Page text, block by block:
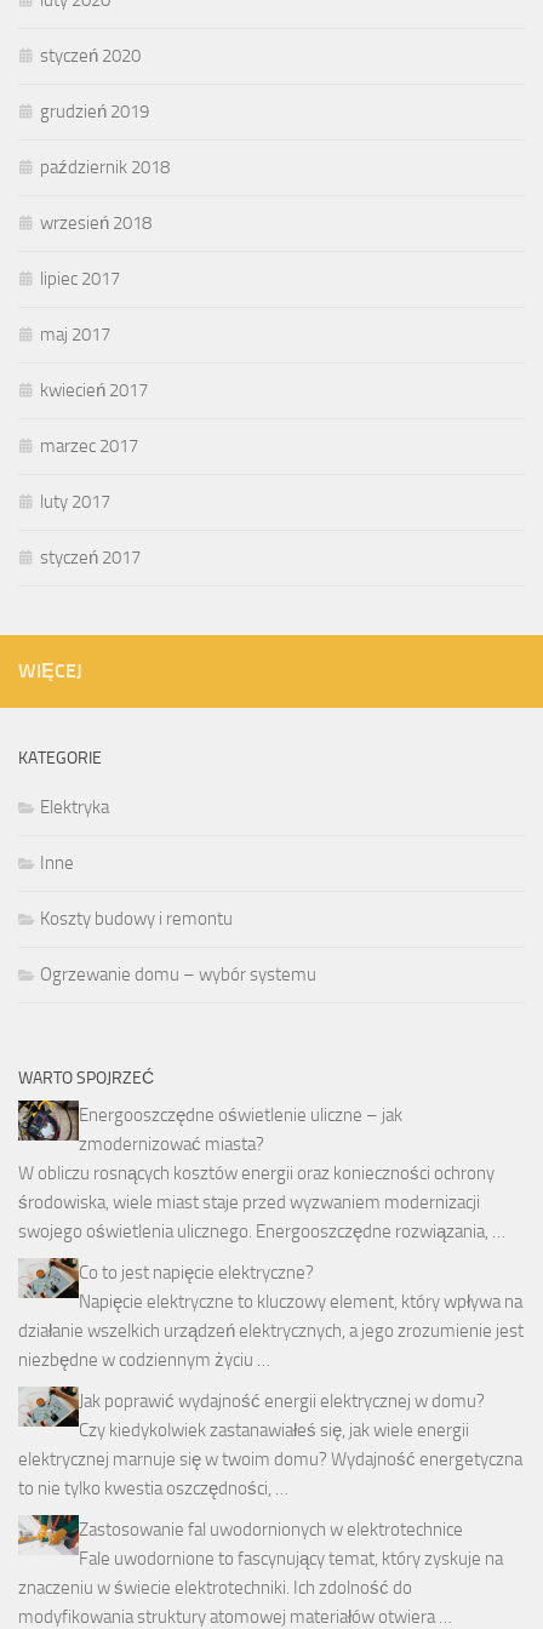
styczeń 2020
grudzień 2019
październik 2018
wrzesień 2018
lipiec 2017
maj 2017
kwiecień 2017
marzec 2017
luty 2017
styczeń 2017
WIĘCEJ
KATEGORIE
Elektryka
Inne
Koszty budowy i remontu
Ogrzewanie domu – wybór systemu
WARTO SPOJRZEĆ
Energooszczędne oświetlenie uliczne – jak
zmodernizować miasta?
W obliczu rosnących kosztów energii oraz konieczności ochrony
środowiska, wiele miast staje przed wyzwaniem modernizacji
swojego oświetlenia ulicznego. Energooszczędne rozwiązania, …
Co to jest napięcie elektryczne?
Napięcie elektryczne to kluczowy element, który wpływa na
działanie wszelkich urządzeń elektrycznych, a jego zrozumienie jest
niezbędne w codziennym życiu …
Jak poprawić wydajność energii elektrycznej w domu?
Czy kiedykolwiek zastanawiałeś się, jak wiele energii
elektrycznej marnuje się w twoim domu? Wydajność energetyczna
to nie tylko kwestia oszczędności, …
Zastosowanie fal uwodornionych w elektrotechnice
Fale uwodornione to fascynujący temat, który zyskuje na
znaczeniu w świecie elektrotechniki. Ich zdolność do
modyfikowania struktury atomowej materiałów otwiera …